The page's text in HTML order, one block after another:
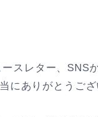
スレター、SNS
にありがとうござ